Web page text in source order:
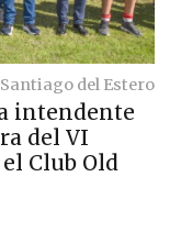
Santiago del Estero
intendente
del VI
Club Old